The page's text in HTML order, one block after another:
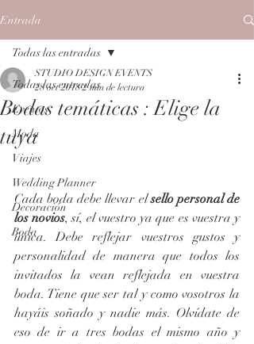
Entrada
Todas las entradas
Eventos
Moda
Viajes
Wedding Planner
Decoración
Boda
Todas las entradas
Bodas temáticas : Elige la
tuya
STUDIO DESIGN EVENTS
28 oct 2018 2 min de lectura
Cada boda debe llevar el sello personal de
los novios, sí, el vuestro ya que es vuestra y
única. Debe reflejar vuestros gustos y
personalidad de manera que todos los
invitados la vean reflejada en vuestra
boda. Tiene que ser tal y como vosotros la
hayáis soñado y nadie más. Olvídate de
eso de ir a tres bodas el mismo año y